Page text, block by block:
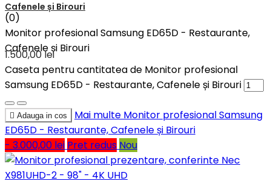
Cafenele și Birouri
(0)
Monitor profesional Samsung ED65D - Restaurante,
Cafenele și Birouri
1.500,00 lei
Caseta pentru cantitatea de Monitor profesional
Samsung ED65D - Restaurante, Cafenele și Birouri
 Adauga in cos Mai multe Monitor profesional Samsung
ED65D - Restaurante, Cafenele și Birouri
- 3.000,00 lei Pret redus Nou